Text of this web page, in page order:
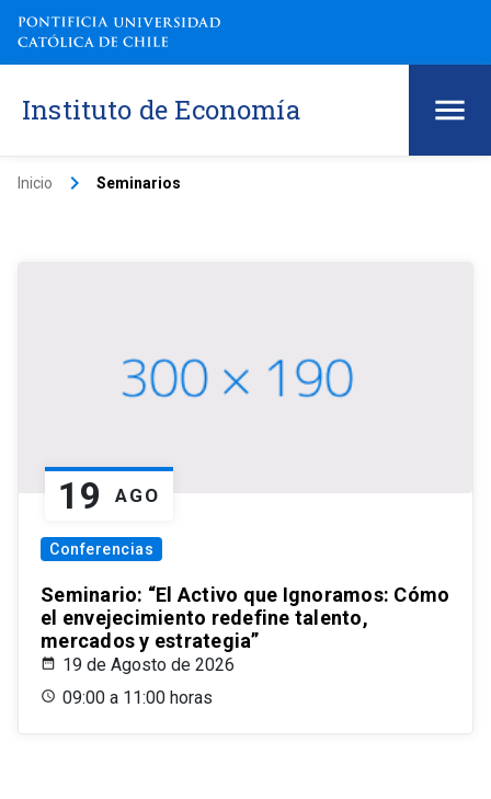
Instituto de Economía
Inicio keyboard_arrow_right Seminarios
19 AGO
Conferencias
Seminario: “El Activo que Ignoramos: Cómo
el envejecimiento redefine talento,
mercados y estrategia”
19 de Agosto de 2026
09:00 a 11:00 horas